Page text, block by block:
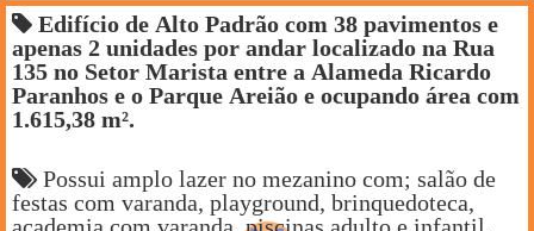
Edifício de Alto Padrão com 38 pavimentos e
apenas 2 unidades por andar localizado na Rua
135 no Setor Marista entre a Alameda Ricardo
Paranhos e o Parque Areião e ocupando área com
1.615,38 m².
Possui amplo lazer no mezanino com; salão de
festas com varanda, playground, brinquedoteca,
academia com varanda, piscinas adulto e infantil,